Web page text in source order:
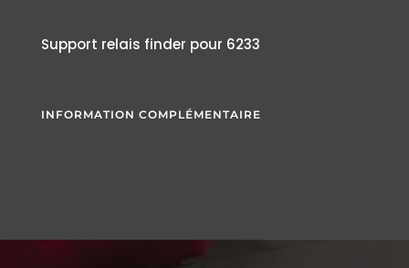
Support relais finder pour 6233
INFORMATION COMPLÉMENTAIRE